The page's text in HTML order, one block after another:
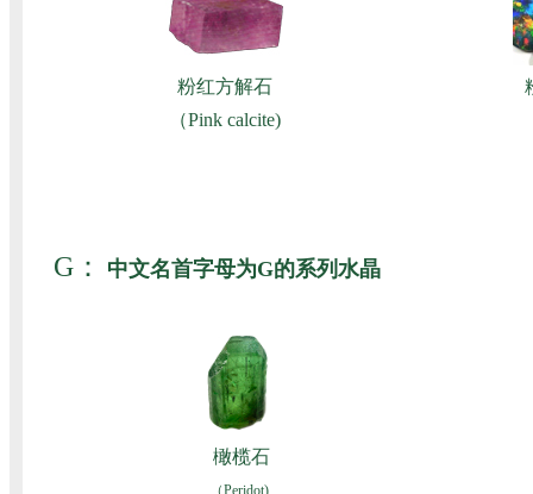
粉红方解石
（Pink calcite)
G： 中文名首字母为G的系列水晶
橄榄石
（Peridot)